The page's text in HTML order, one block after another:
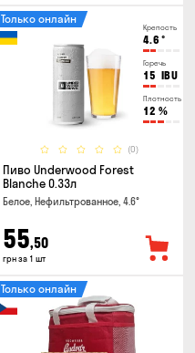
Крепость
4.6 °
Горечь
15 IBU
Плотность
12 %
(0)
Только онлайн
Пиво Underwood Forest
Blanche 0.33л
Белое, Нефильтрованное, 4.6°
55,50
грн за 1 шт
Только онлайн